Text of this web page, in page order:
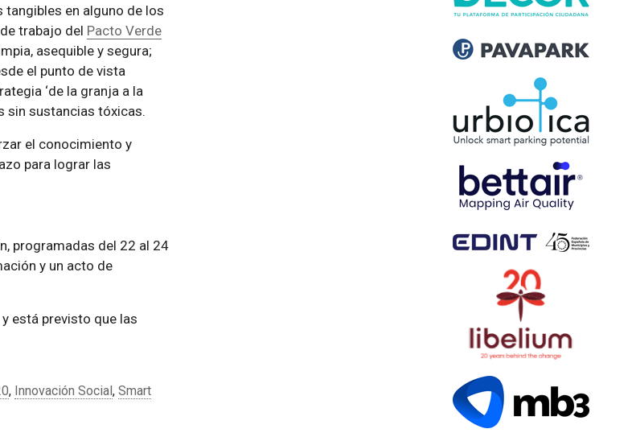
en alguno de los
trabajo del Pacto Verde
asequible y segura;
el punto de vista
‘de la granja a la
sin sustancias tóxicas.
el conocimiento y
para lograr las
programadas del 22 al 24
y un acto de
está previsto que las
, Innovación Social, Smart